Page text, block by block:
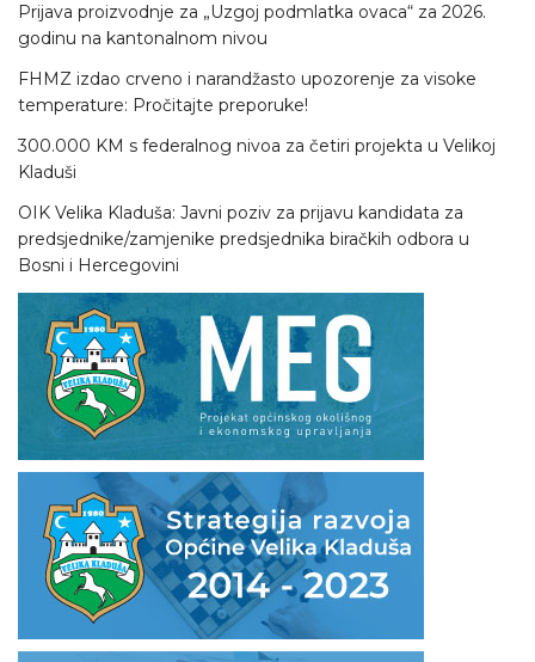
Prijava proizvodnje za „Uzgoj podmlatka ovaca“ za 2026.
godinu na kantonalnom nivou
FHMZ izdao crveno i narandžasto upozorenje za visoke
temperature: Pročitajte preporuke!
300.000 KM s federalnog nivoa za četiri projekta u Velikoj
Kladuši
OIK Velika Kladuša: Javni poziv za prijavu kandidata za
predsjednike/zamjenike predsjednika biračkih odbora u
Bosni i Hercegovini